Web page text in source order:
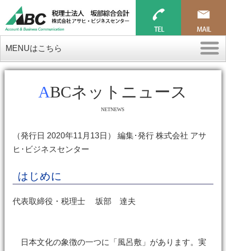
MENUはこちら
ABCネットニュース
NETNEWS
（発行日 2020年11月13日） 編集･発行 株式会社 アサ
ヒ･ビジネスセンター
はじめに
代表取締役・税理士 坂部 達夫
日本文化の象徴の一つに「風呂敷」があります。実